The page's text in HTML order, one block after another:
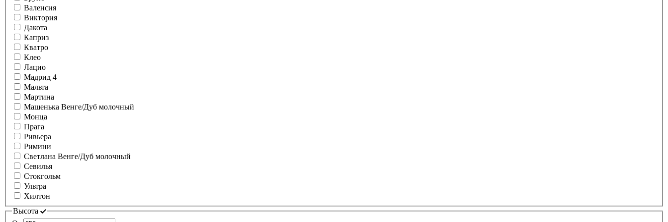
Валенсия
Виктория
Дакота
Каприз
Кватро
Клео
Лацио
Мадрид 4
Мальта
Мартина
Машенька Венге/Дуб молочный
Монца
Прага
Ривьера
Римини
Светлана Венге/Дуб молочный
Севилья
Стокгольм
Ультра
Хилтон
Высота